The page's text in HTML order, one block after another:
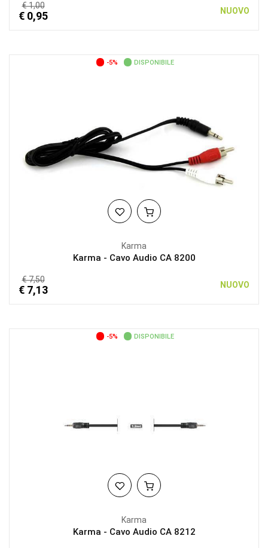
€ 1,00
€ 0,95 NUOVO
-5% DISPONIBILE
Karma
Karma - Cavo Audio CA 8200
€ 7,50
€ 7,13 NUOVO
-5% DISPONIBILE
Karma
Karma - Cavo Audio CA 8212